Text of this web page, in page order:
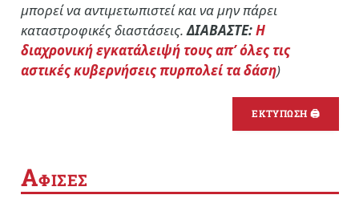
μπορεί να αντιμετωπιστεί και να μην πάρει
καταστροφικές διαστάσεις.ΔΙΑΒΑΣΤΕ:Η
διαχρονική εγκατάλειψή τους απ’ όλες τις
αστικές κυβερνήσεις πυρπολεί τα δάση)
ΕΚΤΥΠΩΣΗ 🖨
ΑΦΙΣΕΣ